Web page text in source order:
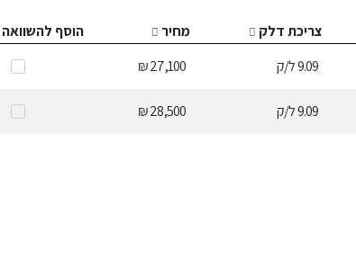
צריכת דלק מחיר
הוסף להשוואה
9.09ל/ק 27,100 ₪
9.09ל/ק 28,500 ₪